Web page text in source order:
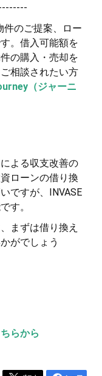
件のご提案、ロー
。借入可能額を
の購入・売却を
相談されたい方
（ジャーニ
よる収支改善の
ローンの借り換
ですが、INVASE
す。
まずは借り換え
がでしょう
らから